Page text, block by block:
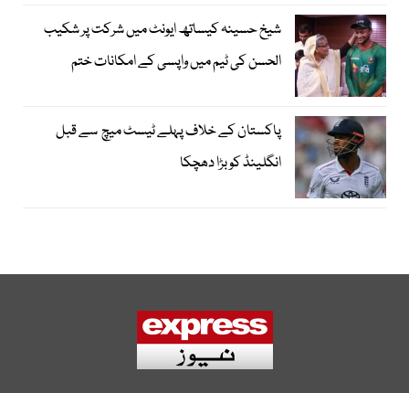
شیخ حسینہ کیساتھ ایونٹ میں شرکت پر شکیب
الحسن کی ٹیم میں واپسی کے امکانات ختم
پاکستان کے خلاف پہلے ٹیسٹ میچ سے قبل
انگلینڈ کو بڑا دھچکا